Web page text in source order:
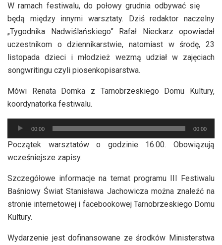
W ramach festiwalu, do połowy grudnia odbywać się
będą między innymi warsztaty. Dziś redaktor naczelny
„Tygodnika Nadwiślańskiego” Rafał Nieckarz opowiadał
uczestnikom o dziennikarstwie, natomiast w środę, 23
listopada dzieci i młodzież wezmą udział w zajęciach
songwritingu czyli piosenkopisarstwa.
Mówi Renata Domka z Tarnobrzeskiego Domu Kultury,
koordynatorka festiwalu.
Odtwarzacz
plików
dźwiękowych
00:00 00:00
Początek warsztatów o godzinie 16.00. Obowiązują
wcześniejsze zapisy.
Szczegółowe informacje na temat programu III Festiwalu
Baśniowy Świat Stanisława Jachowicza można znaleźć na
stronie internetowej i facebookowej Tarnobrzeskiego Domu
Kultury.
Wydarzenie jest dofinansowane ze środków Ministerstwa